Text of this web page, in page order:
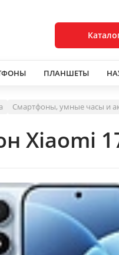
ПЛАНШЕТЫ
Смартфоны, умные часы и
Xiaomi